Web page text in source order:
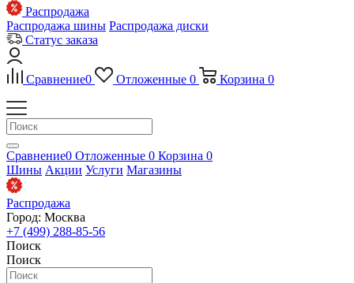
Распродажа
Распродажа шины Распродажа диски
Статус заказа
Сравнение0 Отложенные 0 Корзина 0
Сравнение0 Отложенные 0 Корзина 0
Шины Акции Услуги Магазины
Распродажа
Город: Москва
+7 (499) 288-85-56
Поиск
Поиск